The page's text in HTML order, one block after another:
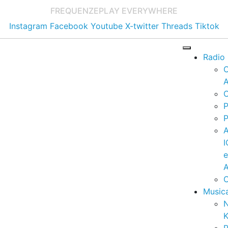
FREQUENZEPLAY EVERYWHERE
Instagram Facebook Youtube X-twitter Threads Tiktok
Radio
e